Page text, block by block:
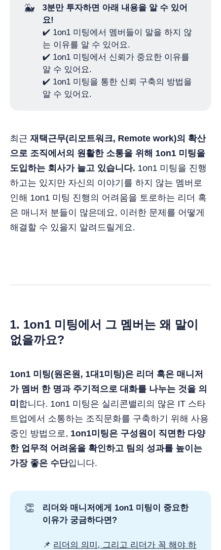
🐳
3분만 투자하면 아래 내용을 알 수 있어
요!
✔️ 1on1 미팅에서 멤버들이 말을 하지 않
는 이유를 알 수 있어요.
✔️ 1on1 미팅에서 신뢰가 중요한 이유를
알 수 있어요.
✔️ 1on1 미팅을 통한 신뢰 구축의 방법을
알 수 있어요.
최근 재택근무(리모트워크, Remote work)의 확산
으로 조직에서의 원활한 소통을 위해 1on1 미팅을
도입하는 회사가 늘고 있습니다. 1on1 미팅을 진행
하고는 있지만 자신의 이야기를 하지 않는 멤버로
인해 1on1 미팅 진행의 어려움을 토로하는 리더 혹
은 매니저 분들이 많은데요, 이러한 문제를 어떻게
해결할 수 있을지 알려드릴게요.
1. 1on1 미팅에서 그 멤버는 왜 말이
없을까요?
1on1 미팅(원온원, 1대1미팅)은 리더 혹은 매니저
가 멤버 한 명과 주기적으로 대화를 나누는 것을 의
미 합니다. 1on1 미팅은 실리콘밸리의 많은 IT 스타
트업에서 소통하는 조직문화를 구축하기 위해 사용
중인 방법으로, 1on1미팅은 구성원이 직면한 다양
한 업무적 어려움을 확인하고 팀의 성과를 높이는
가장 좋은 수단입니다.
👏
리더와 매니저에게 1on1 미팅이 중요한
이유가 궁금하다면?
📌 리더의 의미, 그리고 리더가 꼭 해야 하